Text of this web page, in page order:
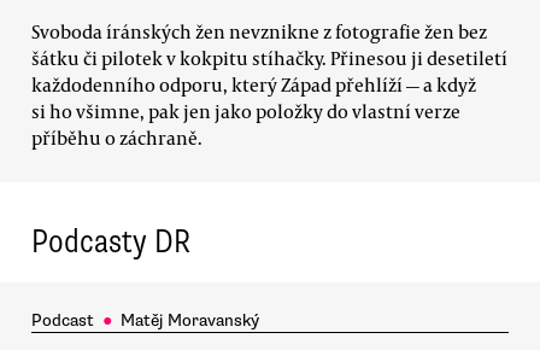
Svoboda íránských žen nevznikne z fotografie žen bez
šátku či pilotek v kokpitu stíhačky. Přinesou ji desetiletí
každodenního odporu, který Západ přehlíží — a když
si ho všimne, pak jen jako položky do vlastní verze
příběhu o záchraně.
Podcasty DR
Podcast ● Matěj Moravanský